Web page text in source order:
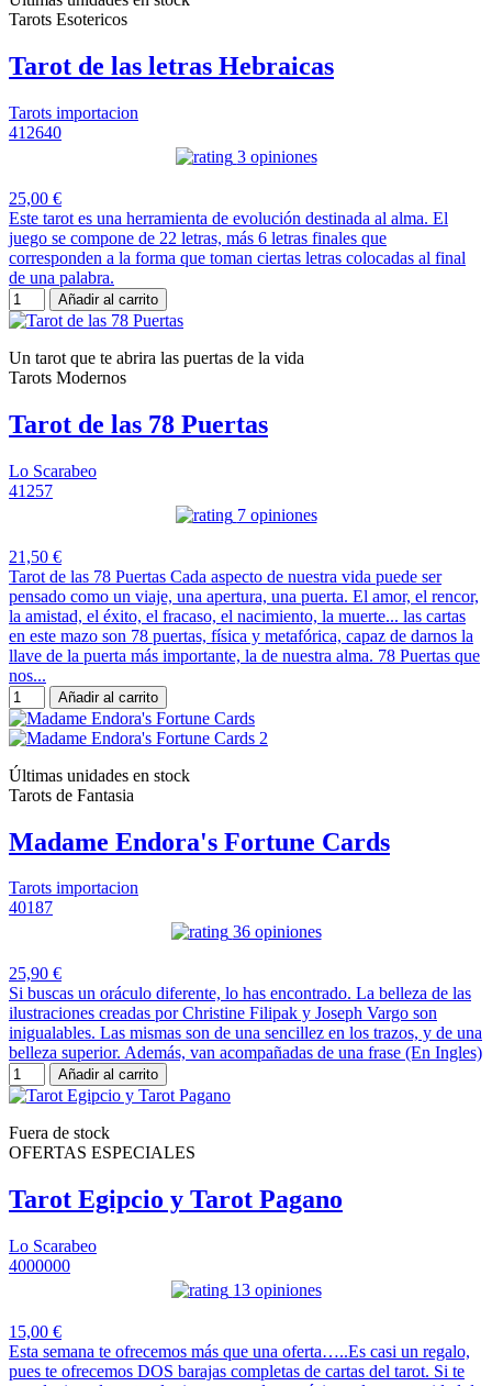
Tarots Esotericos
Tarot de las letras Hebraicas
Tarots importacion
412640
3 opiniones
25,00 €
Este tarot es una herramienta de evolución destinada al alma. El
juego se compone de 22 letras, más 6 letras finales que
corresponden a la forma que toman ciertas letras colocadas al final
de una palabra.
Añadir al carrito
Un tarot que te abrira las puertas de la vida
Tarots Modernos
Tarot de las 78 Puertas
Lo Scarabeo
41257
7 opiniones
21,50 €
Tarot de las 78 Puertas Cada aspecto de nuestra vida puede ser
pensado como un viaje, una apertura, una puerta. El amor, el rencor,
la amistad, el éxito, el fracaso, el nacimiento, la muerte... las cartas
en este mazo son 78 puertas, física y metafórica, capaz de darnos la
llave de la puerta más importante, la de nuestra alma. 78 Puertas que
nos...
Añadir al carrito
Últimas unidades en stock
Tarots de Fantasia
Madame Endora's Fortune Cards
Tarots importacion
40187
36 opiniones
25,90 €
Si buscas un oráculo diferente, lo has encontrado. La belleza de las
ilustraciones creadas por Christine Filipak y Joseph Vargo son
inigualables. Las mismas son de una sencillez en los trazos, y de una
belleza superior. Además, van acompañadas de una frase (En Ingles)
Añadir al carrito
Fuera de stock
OFERTAS ESPECIALES
Tarot Egipcio y Tarot Pagano
Lo Scarabeo
4000000
13 opiniones
15,00 €
Esta semana te ofrecemos más que una oferta…..Es casi un regalo,
pues te ofrecemos DOS barajas completas de cartas del tarot. Si te